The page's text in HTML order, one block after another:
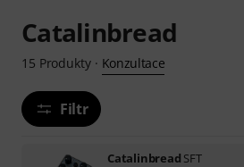
Catalinbread
15 Produkty· Konzultace
Filtr
Catalinbread SFT